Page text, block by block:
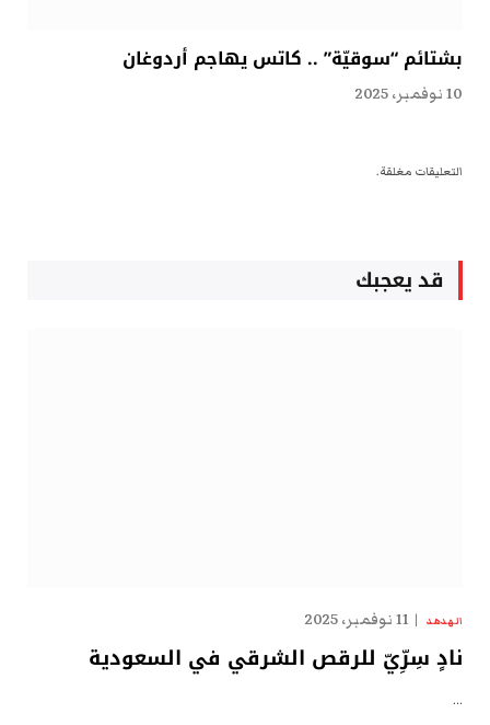
بشتائم “سوقيّة” .. كاتس يهاجم أردوغان
10 نوفمبر، 2025
التعليقات مغلقة.
قد يعجبك
الهدهد 11 نوفمبر، 2025
نادٍ سِرِّيّ للرقص الشرقي في السعودية
…